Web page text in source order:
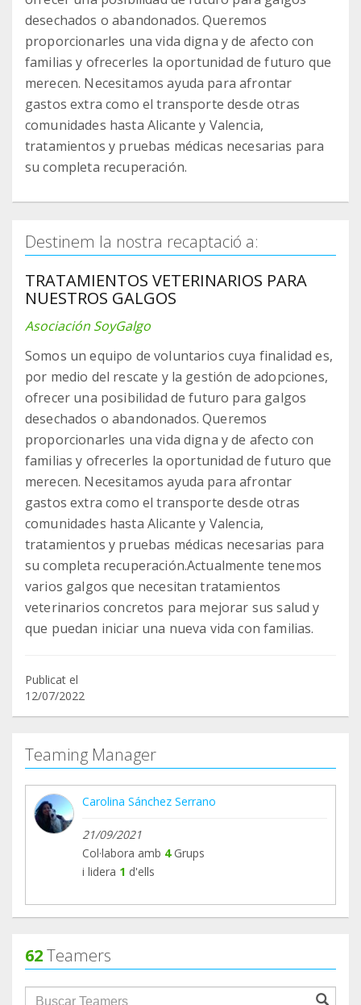
desechados o abandonados. Queremos
proporcionarles una vida digna y de afecto con
familias y ofrecerles la oportunidad de futuro que
merecen. Necesitamos ayuda para afrontar
gastos extra como el transporte desde otras
comunidades hasta Alicante y Valencia,
tratamientos y pruebas médicas necesarias para
su completa recuperación.
Destinem la nostra recaptació a:
TRATAMIENTOS VETERINARIOS PARA
NUESTROS GALGOS
Asociación SoyGalgo
Somos un equipo de voluntarios cuya finalidad es,
por medio del rescate y la gestión de adopciones,
ofrecer una posibilidad de futuro para galgos
desechados o abandonados. Queremos
proporcionarles una vida digna y de afecto con
familias y ofrecerles la oportunidad de futuro que
merecen. Necesitamos ayuda para afrontar
gastos extra como el transporte desde otras
comunidades hasta Alicante y Valencia,
tratamientos y pruebas médicas necesarias para
su completa recuperación.Actualmente tenemos
varios galgos que necesitan tratamientos
veterinarios concretos para mejorar sus salud y
que puedan iniciar una nueva vida con familias.
Publicat el
12/07/2022
Teaming Manager
Carolina Sánchez Serrano
21/09/2021
Col·labora amb 4Grups
i lidera 1 d'ells
62Teamers
groupProfile.searchForm.search.text???